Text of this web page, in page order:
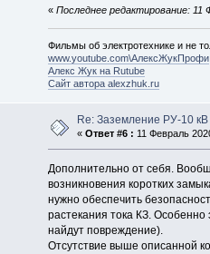
« Последнее редактирование: 11
Фильмы об электротехнике и не
www.youtube.com\АлексЖукПрофи
Алекс Жук на Rutube
Сайт автора alexzhuk.ru
Re: Заземление РУ-10 кВ
« Ответ #6 : 11 Февраль
Дополнительно от себя.
возникновения коротких
нужно обеспечить
растекания тока КЗ. Особенно
найдут повреждение).
Отсутствие выше описанной